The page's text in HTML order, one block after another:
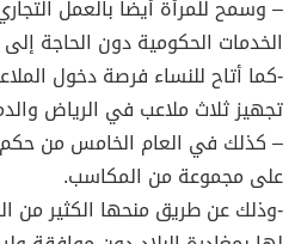
– وسمح للمرأة أيضا بالعمل
الخدمات الحكومية دون الحاجة
-كما أتاح للنساء فرصة دخول
تجهيز ثلاث ملاعب في الرياض
– كذلك في العام الخامس من حكم
على مجموعة من المكاسب.
-وذلك عن طريق منحها الكثير من